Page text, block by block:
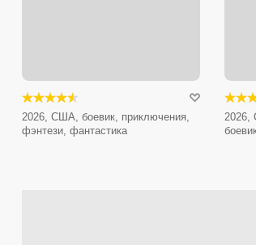
2026, США, боевик, приключения,
фэнтези, фантастика
2026,